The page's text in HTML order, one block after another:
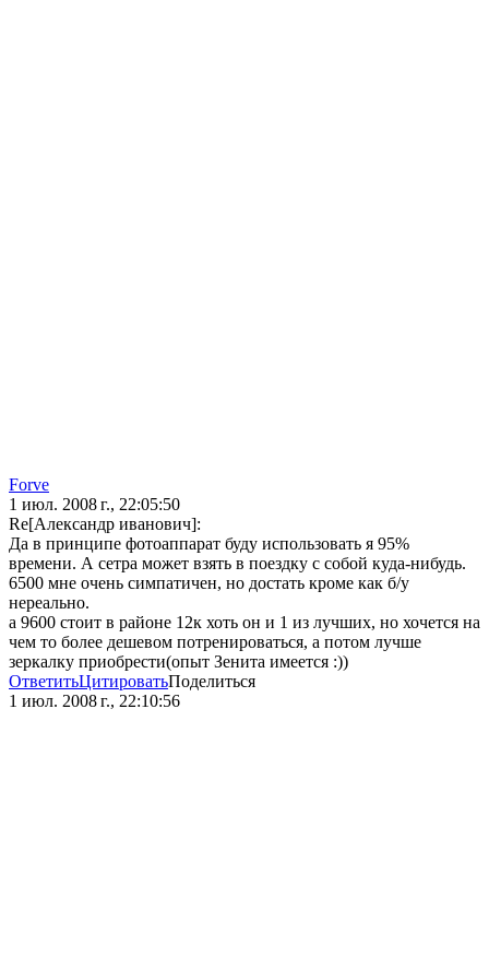
Forve
1 июл. 2008 г., 22:05:50
Re[Александр иванович]:
Да в принципе фотоаппарат буду использовать я 95%
времени. А сетра может взять в поездку с собой куда-нибудь.
6500 мне очень симпатичен, но достать кроме как б/у
нереально.
а 9600 стоит в районе 12к хоть он и 1 из лучших, но хочется на
чем то более дешевом потренироваться, а потом лучше
зеркалку приобрести(опыт Зенита имеется :))
ОтветитьЦитироватьПоделиться
1 июл. 2008 г., 22:10:56